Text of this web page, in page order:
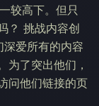
较高下。但只
？ 挑战内容创
爱所有的内容
为了突出他们，
问他们链接的页